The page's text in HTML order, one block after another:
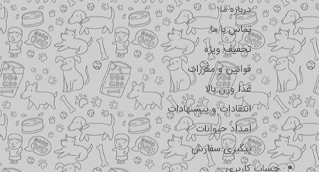
درباره ما
تماس با ما
تخفیف ویژه
قوانین و مقررات
غذا وزن بالا
انتقادات و پیشنهادات
امداد حیوانات
پیگیری سفارش